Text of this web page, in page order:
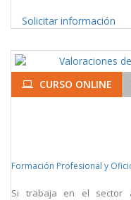
Solicitar información
CURSO ONLINE
Formación Profesional y
Si trabaja en el sector